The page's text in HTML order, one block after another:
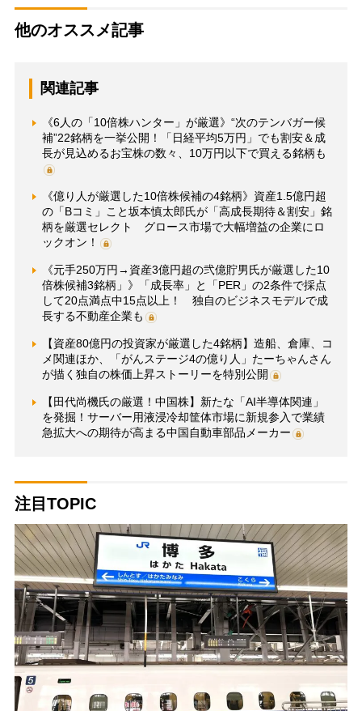
他のオススメ記事
関連記事
《6人の「10倍株ハンター」が厳選》“次のテンバガー候
補”22銘柄を一挙公開！「日経平均5万円」でも割安＆成
長が見込めるお宝株の数々、10万円以下で買える銘柄も
《億り人が厳選した10倍株候補の4銘柄》資産1.5億円超
の「Bコミ」こと坂本慎太郎氏が「高成長期待＆割安」銘
柄を厳選セレクト グロース市場で大幅増益の企業にロ
ックオン！
《元手250万円→資産3億円超の弐億貯男氏が厳選した10
倍株候補3銘柄」》「成長率」と「PER」の2条件で採点
して20点満点中15点以上！ 独自のビジネスモデルで成
長する不動産企業も
【資産80億円の投資家が厳選した4銘柄】造船、倉庫、コ
メ関連ほか、「がんステージ4の億り人」たーちゃんさん
が描く独自の株価上昇ストーリーを特別公開
【田代尚機氏の厳選！中国株】新たな「AI半導体関連」
を発掘！サーバー用液浸冷却筐体市場に新規参入で業績
急拡大への期待が高まる中国自動車部品メーカー
注目TOPIC